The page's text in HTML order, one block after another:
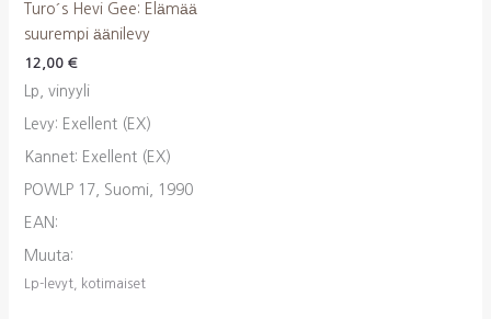
Turo´s Hevi Gee: Elämää
suurempi äänilevy
12,00 €
Lp, vinyyli
Levy: Exellent (EX)
Kannet: Exellent (EX)
POWLP 17, Suomi, 1990
EAN:
Muuta:
Lp-levyt, kotimaiset